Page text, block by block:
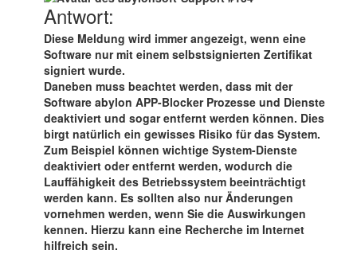
Antwort:
Diese Meldung wird immer angezeigt, wenn eine
Software nur mit einem selbstsignierten Zertifikat
signiert wurde.
Daneben muss beachtet werden, dass mit der
Software abylon APP-Blocker Prozesse und Dienste
deaktiviert und sogar entfernt werden können. Dies
birgt natürlich ein gewisses Risiko für das System.
Zum Beispiel können wichtige System-Dienste
deaktiviert oder entfernt werden, wodurch die
Lauffähigkeit des Betriebssystem beeinträchtigt
werden kann. Es sollten also nur Änderungen
vornehmen werden, wenn Sie die Auswirkungen
kennen. Hierzu kann eine Recherche im Internet
hilfreich sein.